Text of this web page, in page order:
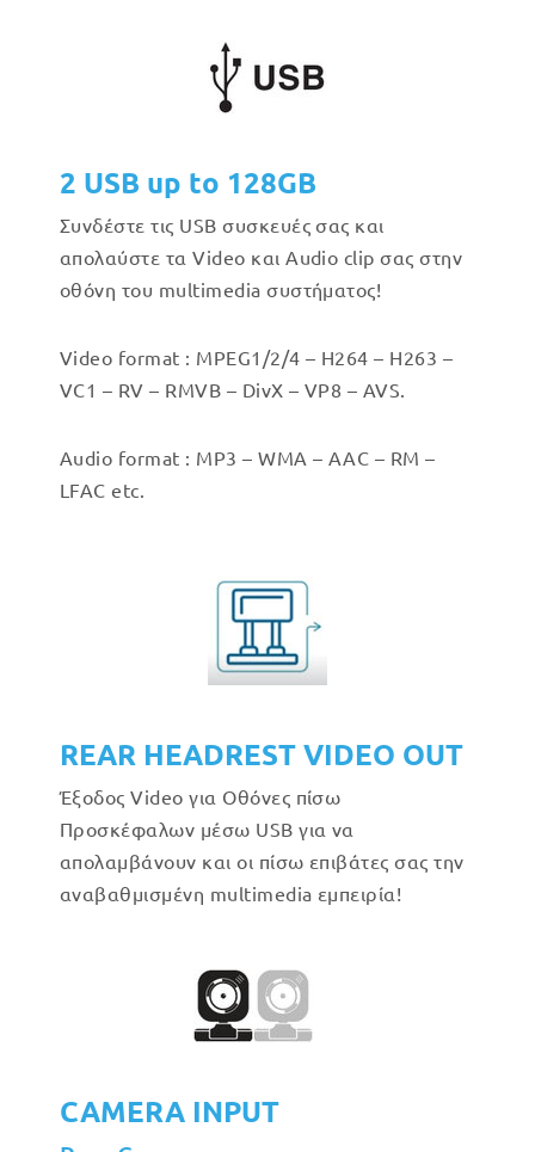
2 USB up to 128GB
Συνδέστε τις USB συσκευές σας και
απολαύστε τα Video και Audio clip σας στην
οθόνη του multimedia συστήματος!
Video format : MPEG1/2/4 – H264 – H263 –
VC1 – RV – RMVB – DivX – VP8 – AVS.
Audio format : MP3 – WMA – AAC – RM –
LFAC etc.
REAR HEADREST VIDEO OUT
Έξοδος Video για Οθόνες πίσω
Προσκέφαλων μέσω USB για να
απολαμβάνουν και οι πίσω επιβάτες σας την
αναβαθμισμένη multimedia εμπειρία!
CAMERA INPUT